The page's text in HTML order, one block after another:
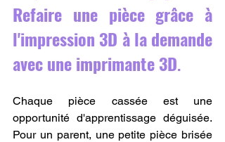
Refaire une pièce grâce à
l'impression 3D à la demande
avec une imprimante 3D.
Chaque pièce cassée est une
opportunité d'apprentissage déguisée.
Pour un parent, une petite pièce brisée